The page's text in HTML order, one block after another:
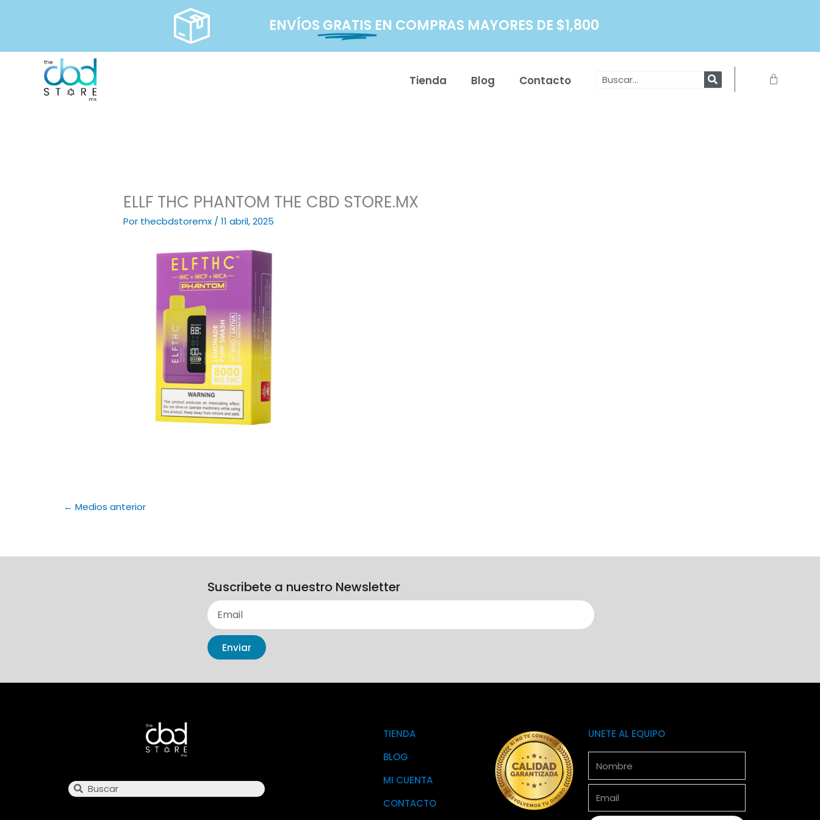
ENVÍOS GRATIS EN COMPRAS MAYORES DE $1,800
Tienda Blog Contacto Search Carrito
ELLF THC PHANTOM THE CBD STORE.MX
Por thecbdstoremx /11 abril, 2025
← Medios anterior
Suscribete a nuestro Newsletter
Enviar
TIENDA
BLOG
MI CUENTA
CONTACTO
UNETE AL EQUIPO